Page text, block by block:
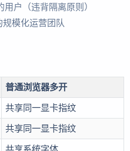
户（违背隔离原则）
模化运营团队
普通浏览器多开
共享同一显卡指纹
共享同一显卡指纹